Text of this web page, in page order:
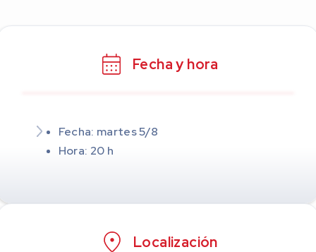
Fecha y hora
Fecha: martes 5/8
Hora: 20 h
Localización